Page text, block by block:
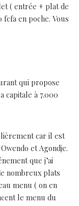
( entrée + plat de
en poche. Vous
qui propose
capitale à 7.000
car il est
et Agondje.
que j’ai
nombreux plats
menu ( on en
le menu du